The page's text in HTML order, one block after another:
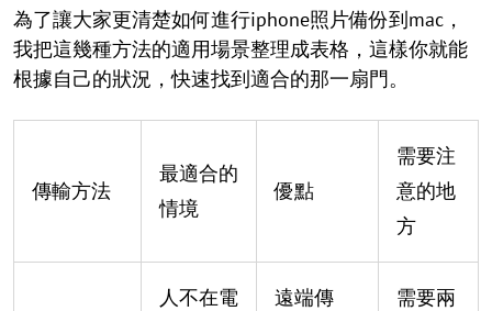
為了讓大家更清楚如何進行iphone照片備份到mac，
我把這幾種方法的適用場景整理成表格，這樣你就能
根據自己的狀況，快速找到適合的那一扇門。
傳輸方法
最適合的
情境
優點
需要注
意的地
方
人不在電
遠端傳
需要兩